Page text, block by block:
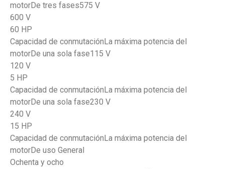
motorDe tres fases575 V
600 V
60 HP
Capacidad de conmutaciónLa máxima potencia del
motorDe una sola fase115 V
120 V
5 HP
Capacidad de conmutaciónLa máxima potencia del
motorDe una sola fase230 V
240 V
15 HP
Capacidad de conmutaciónLa máxima potencia del
motorDe uso General
Ochenta y ocho